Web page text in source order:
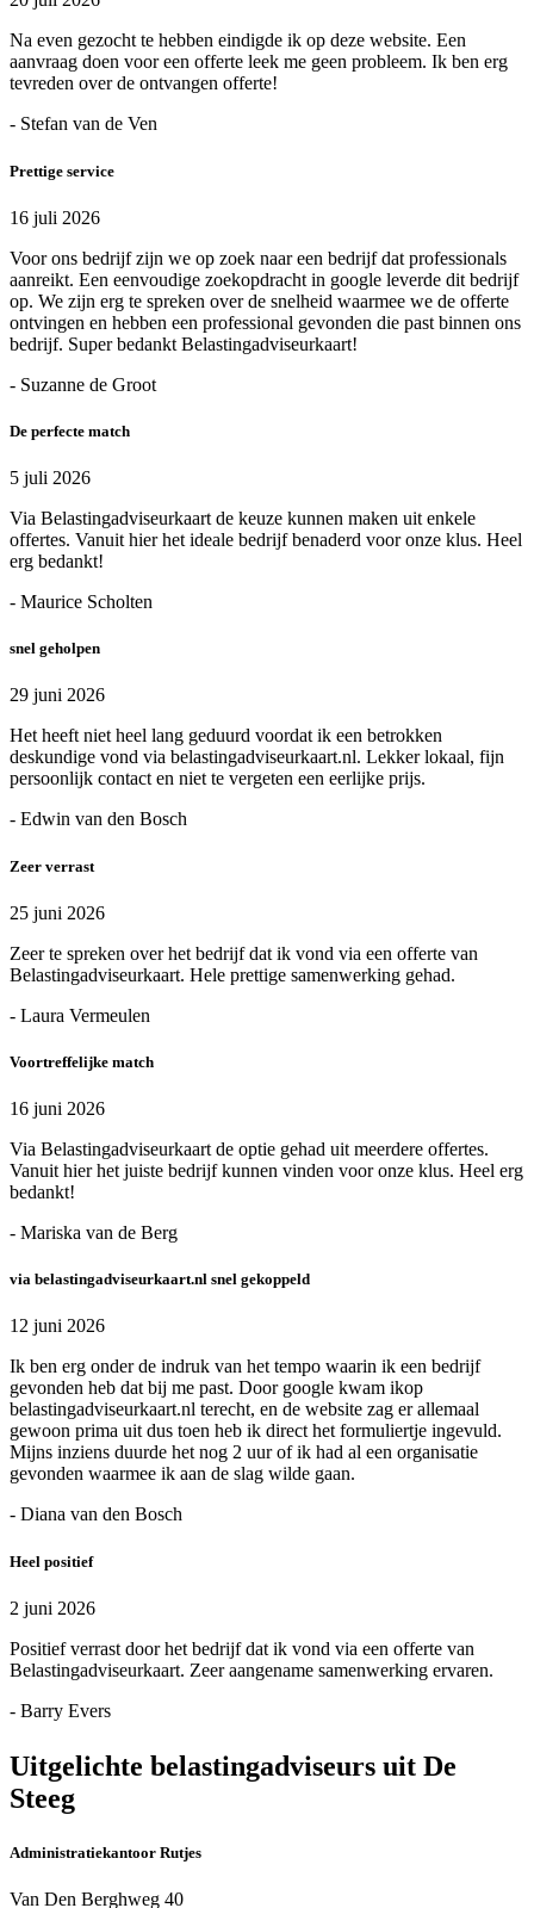
Na even gezocht te hebben eindigde ik op deze website. Een
aanvraag doen voor een offerte leek me geen probleem. Ik ben erg
tevreden over de ontvangen offerte!
- Stefan van de Ven
Prettige service
16 juli 2026
Voor ons bedrijf zijn we op zoek naar een bedrijf dat professionals
aanreikt. Een eenvoudige zoekopdracht in google leverde dit bedrijf
op. We zijn erg te spreken over de snelheid waarmee we de offerte
ontvingen en hebben een professional gevonden die past binnen ons
bedrijf. Super bedankt Belastingadviseurkaart!
- Suzanne de Groot
De perfecte match
5 juli 2026
Via Belastingadviseurkaart de keuze kunnen maken uit enkele
offertes. Vanuit hier het ideale bedrijf benaderd voor onze klus. Heel
erg bedankt!
- Maurice Scholten
snel geholpen
29 juni 2026
Het heeft niet heel lang geduurd voordat ik een betrokken
deskundige vond via belastingadviseurkaart.nl. Lekker lokaal, fijn
persoonlijk contact en niet te vergeten een eerlijke prijs.
- Edwin van den Bosch
Zeer verrast
25 juni 2026
Zeer te spreken over het bedrijf dat ik vond via een offerte van
Belastingadviseurkaart. Hele prettige samenwerking gehad.
- Laura Vermeulen
Voortreffelijke match
16 juni 2026
Via Belastingadviseurkaart de optie gehad uit meerdere offertes.
Vanuit hier het juiste bedrijf kunnen vinden voor onze klus. Heel erg
bedankt!
- Mariska van de Berg
via belastingadviseurkaart.nl snel gekoppeld
12 juni 2026
Ik ben erg onder de indruk van het tempo waarin ik een bedrijf
gevonden heb dat bij me past. Door google kwam ikop
belastingadviseurkaart.nl terecht, en de website zag er allemaal
gewoon prima uit dus toen heb ik direct het formuliertje ingevuld.
Mijns inziens duurde het nog 2 uur of ik had al een organisatie
gevonden waarmee ik aan de slag wilde gaan.
- Diana van den Bosch
Heel positief
2 juni 2026
Positief verrast door het bedrijf dat ik vond via een offerte van
Belastingadviseurkaart. Zeer aangename samenwerking ervaren.
- Barry Evers
Uitgelichte belastingadviseurs uit De
Steeg
Administratiekantoor Rutjes
Van Den Berghweg 40